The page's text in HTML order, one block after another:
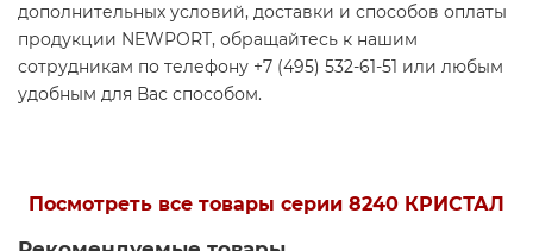
дополнительных условий, доставки и способов оплаты
продукции NEWPORT, обращайтесь к нашим
сотрудникам по телефону +7 (495) 532-61-51 или любым
удобным для Вас способом.
Посмотреть все товары серии 8240 КРИСТАЛ